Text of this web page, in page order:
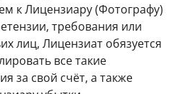
к Лицензиару (Фотографу)
требования или
лиц, Лицензиат обязуется
все такие
за свой счёт, а также